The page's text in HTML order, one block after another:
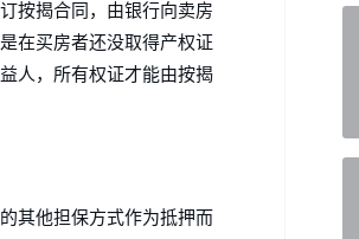
按揭合同，由银行向卖房
在买房者还没取得产权证
人，所有权证才能由按揭
其他担保方式作为抵押而